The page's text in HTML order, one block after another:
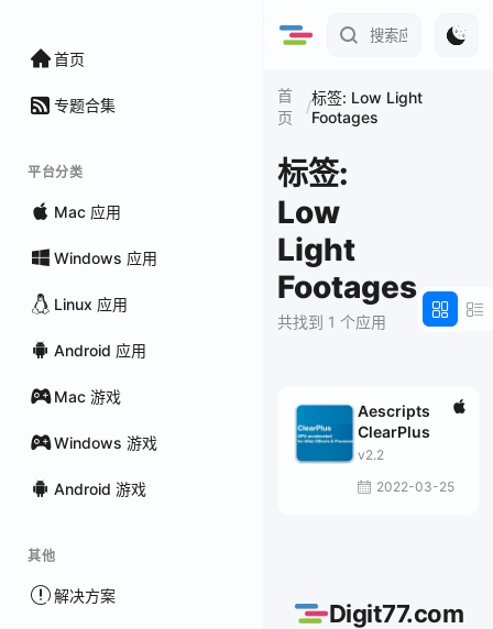
首页
专题合集
平台分类
Mac 应用
Windows 应用
Linux 应用
Android 应用
Mac 游戏
Windows 游戏
Android 游戏
其他
解决方案
首
页
/标签: Low Light
Footages
标签:
Low
Light
Footages
共找到 1 个应用
Aescripts
ClearPlus
v2.2
2022-03-25
Digit77.com